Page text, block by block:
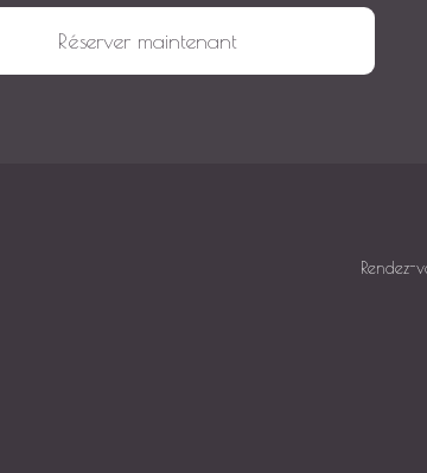
gommage de 30 min et 1 soin visage de 1h15
Réserver maintenant
Rendez-